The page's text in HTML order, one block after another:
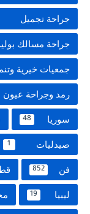
جراحة تجميل
جراحة مسالك
جمعيات خيرية
رمد وجراحة عيون
سوريا 48
صيدليات 1
فن 852
ليبيا 19